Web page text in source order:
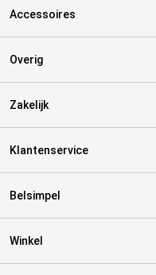
Accessoires
Overig
Zakelijk
Klantenservice
Belsimpel
Winkel